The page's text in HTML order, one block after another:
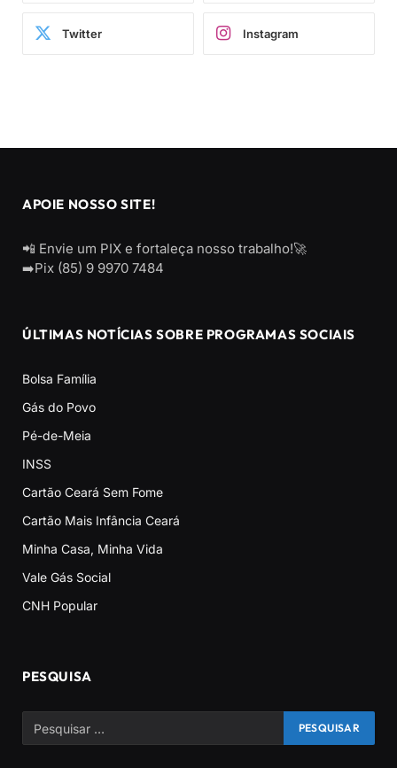
Twitter Instagram
APOIE NOSSO SITE!
📲 Envie um PIX e fortaleça nosso trabalho!🚀
➡️Pix (85) 9 9970 7484
ÚLTIMAS NOTÍCIAS SOBRE PROGRAMAS SOCIAIS
Bolsa Família
Gás do Povo
Pé-de-Meia
INSS
Cartão Ceará Sem Fome
Cartão Mais Infância Ceará
Minha Casa, Minha Vida
Vale Gás Social
CNH Popular
PESQUISA